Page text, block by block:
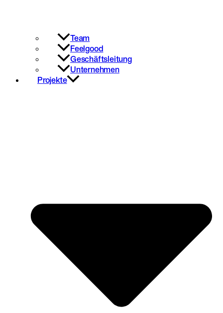
Team
Feelgood
Geschäftsleitung
Unternehmen
Projekte